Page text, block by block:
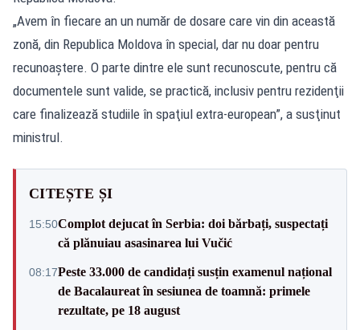
„Avem în fiecare an un număr de dosare care vin din această
zonă, din Republica Moldova în special, dar nu doar pentru
recunoaştere. O parte dintre ele sunt recunoscute, pentru că
documentele sunt valide, se practică, inclusiv pentru rezidenţii
care finalizează studiile în spaţiul extra-european”, a susţinut
ministrul.
CITEȘTE ȘI
15:50Complot dejucat în Serbia: doi bărbați, suspectați
că plănuiau asasinarea lui Vučić
08:17Peste 33.000 de candidați susțin examenul național
de Bacalaureat în sesiunea de toamnă: primele
rezultate, pe 18 august